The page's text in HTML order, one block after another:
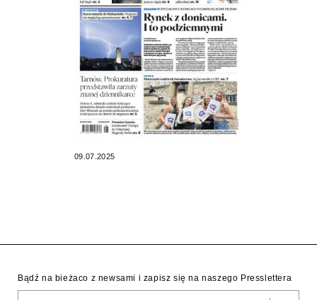
09.07.2025
Bądź na bieżaco z newsami i zapisz się na naszego Presslettera